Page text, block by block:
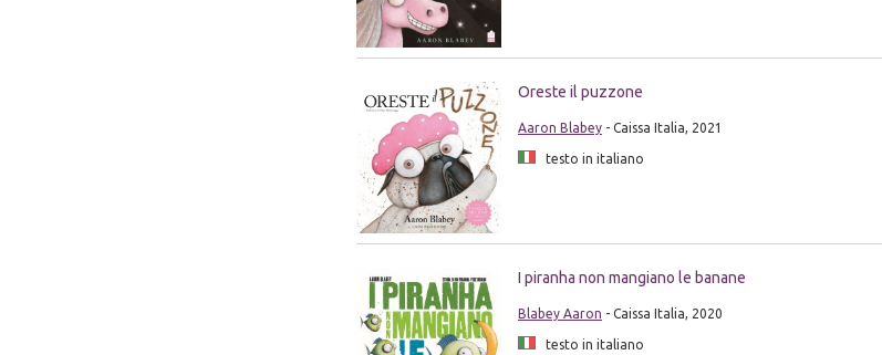
Oreste il puzzone
Aaron Blabey- Caissa Italia, 2021
testo in italiano
I piranha non mangiano le banane
Blabey Aaron - Caissa Italia, 2020
testo in italiano